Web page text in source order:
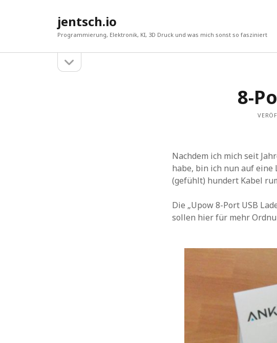
jentsch.io
Programmierung, Elektronik, KI, 3D Druck und was mich sonst so fasziniert
öffnen
Vibe-
Vom
Test
30-
8-
Nachdem ich mich seit
habe, bin ich nun auf eine
(gefühlt) hundert Kabel
Die „Upow 8-Port USB
sollen hier für mehr